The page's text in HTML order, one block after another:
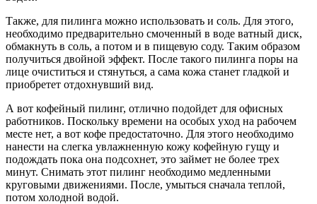
Также, для пилинга можно использовать и соль. Для этого,
необходимо предварительно смоченный в воде ватный диск,
обмакнуть в соль, а потом и в пищевую соду. Таким образом
получиться двойной эффект. После такого пилинга поры на
лице очиститься и стянуться, а сама кожа станет гладкой и
приобретет отдохнувший вид.
А вот кофейный пилинг, отлично подойдет для офисных
работников. Поскольку времени на особых уход на рабочем
месте нет, а вот кофе предостаточно. Для этого необходимо
нанести на слегка увлажненную кожу кофейную гущу и
подождать пока она подсохнет, это займет не более трех
минут. Снимать этот пилинг необходимо медленными
круговыми движениями. После, умыться сначала теплой,
потом холодной водой.